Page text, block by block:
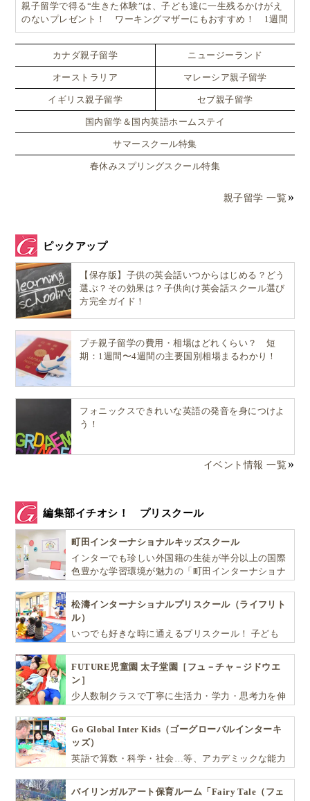
親子留学で得る“生きた体験”は、子ども達に一生残るかけがえ
のないプレゼント！ ワーキングマザーにもおすすめ！ 1週間
からはじめるオーストラリア親子留学
カナダ親子留学 ニュージーランド
オーストラリア マレーシア親子留学
イギリス親子留学 セブ親子留学
国内留学＆国内英語ホームステイ
サマースクール特集
春休みスプリングスクール特集
親子留学 一覧
ピックアップ
【保存版】子供の英会話いつからはじめる？どう
選ぶ？その効果は？子供向け英会話スクール選び
方完全ガイド！
プチ親子留学の費用・相場はどれくらい？ 短
期：1週間〜4週間の主要国別相場まるわかり！
フォニックスできれいな英語の発音を身につけよ
う！
イベント情報 一覧
編集部イチオシ！ プリスクール
町田インターナショナルキッズスクール
インターでも珍しい外国籍の生徒が半分以上の国際
色豊かな学習環境が魅力の「町田インターナショナ
松濤インターナショナルプリスクール（ライフリト
ル）
いつでも好きな時に通えるプリスクール！ 子ども
自ら進んで学ぶこと、考える力を育みます
FUTURE児童園 太子堂園［フュ－チャ－ジドウエ
ン］
少人数制クラスで丁寧に生活力・学力・思考力を伸
Go Global Inter Kids（ゴーグローバルインターキ
ッズ）
英語で算数・科学・社会…等、アカデミックな能力
を育む少人数制のプリスクールです。
バイリンガルアート保育ルーム「Fairy Tale（フェ